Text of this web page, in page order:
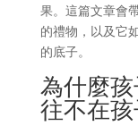
果。這篇文章會
的禮物，以及它
的底子。
為什麼
往不在